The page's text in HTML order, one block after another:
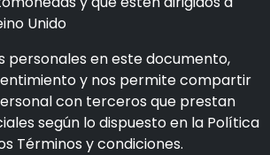
Unido
personales en este documento,
y nos permite compartir
con terceros que prestan
según lo dispuesto en la Política
Términos y condiciones.